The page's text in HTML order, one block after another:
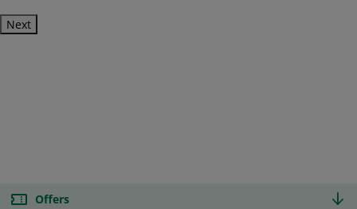
Next
Offers